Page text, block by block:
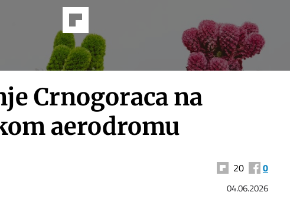
Crnogoraca na
aerodromu
20 0
04.06.2026